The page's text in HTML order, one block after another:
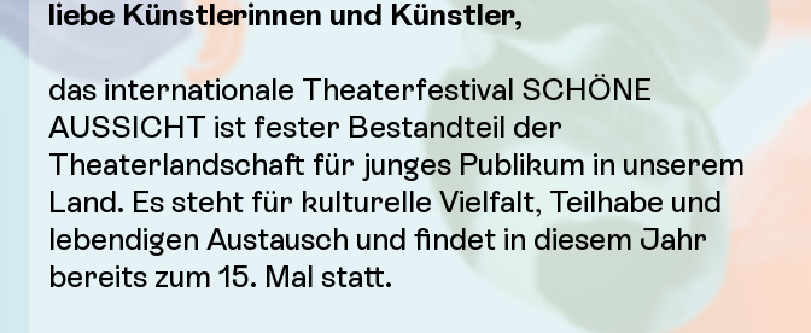
liebe Künstlerinnen und Künstler,
das internationale Theaterfestival SCHÖNE
AUSSICHT ist fester Bestandteil der
Theaterlandschaft für junges Publikum in unserem
Land. Es steht für kulturelle Vielfalt, Teilhabe und
lebendigen Austausch und findet in diesem Jahr
bereits zum 15. Mal statt.